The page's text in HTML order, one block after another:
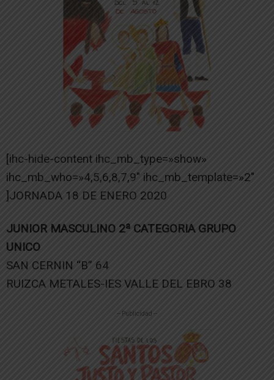
[ihc-hide-content ihc_mb_type=»show»
ihc_mb_who=»4,5,6,8,7,9″ ihc_mb_template=»2″
]JORNADA 18 DE ENERO 2020
JUNIOR MASCULINO 2ª CATEGORIA GRUPO
UNICO
SAN CERNIN “B” 64
RUIZCA METALES-IES VALLE DEL EBRO 38
-- Publicidad --